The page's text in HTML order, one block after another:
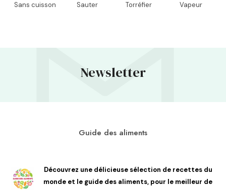
Sans cuisson Sauter Torréfier Vapeur
Newsletter
Guide des aliments
Découvrez une délicieuse sélection de recettes du
monde et le guide des aliments, pour le meilleur de